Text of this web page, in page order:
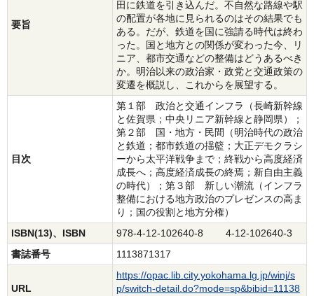
要旨
田に鉄道を引き込んだ。不自然な路線や駅
の配置が各地に見られるのはその結果でも
ある。だが、鉄道を国に強請る時代は終わ
った。国と地方との関係が変わった今、リ
ニア、都市交通などの整備はどうあるべき
か。明治以来の政治家・政党と交通政策の
変遷を概説し、これからを展望する。
目次
第１部 政治と交通インフラ（長崎新幹線
と佐賀県；中央リニア新幹線と静岡県）；
第２部 国・地方・民間（明治時代の政治
と鉄道；都市鉄道の揺籃；大正デモクラシ
ーから太平洋戦争まで；終戦から高度経済
成長へ；高度経済成長の終焉；新自由主義
の時代）；第３部 新しい潮流（インフラ
整備における地方政治のプレゼンスの高ま
り；国の役割と地方分権）
ISBN(13)、ISBN
978-4-12-102640-8 4-12-102640-3
書誌番号
1113871317
URL
https://opac.lib.city.yokohama.lg.jp/winj/s
p/switch-detail.do?mode=sp&bibid=11138